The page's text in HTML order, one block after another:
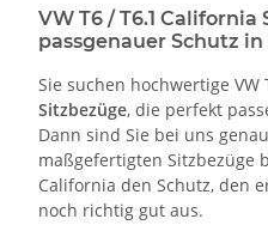
VW T6 / T6.1 California
passgenauer Schutz
Sie suchen hochwertige VW
Sitzbezüge, die perfekt
Dann sind Sie bei uns
maßgefertigten Sitzbezüge
California den Schutz, den
noch richtig gut aus.